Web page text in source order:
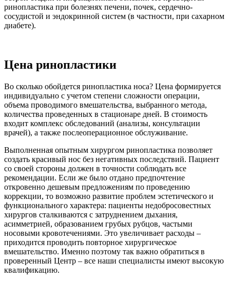
ринопластика при болезнях печени, почек, сердечно-
сосудистой и эндокринной систем (в частности, при сахарном
диабете).
Цена ринопластики
Во сколько обойдется ринопластика носа? Цена формируется
индивидуально с учетом степени сложности операции,
объема проводимого вмешательства, выбранного метода,
количества проведенных в стационаре дней. В стоимость
входит комплекс обследований (анализы, консультации
врачей), а также послеоперационное обслуживание.
Выполненная опытным хирургом ринопластика позволяет
создать красивый нос без негативных последствий. Пациент
со своей стороны должен в точности соблюдать все
рекомендации. Если же было отдано предпочтение
откровенно дешевым предложениям по проведению
коррекции, то возможно развитие проблем эстетического и
функционального характера: пациенты недобросовестных
хирургов сталкиваются с затруднением дыхания,
асимметрией, образованием грубых рубцов, частыми
носовыми кровотечениями. Это увеличивает расходы –
приходится проводить повторное хирургическое
вмешательство. Именно поэтому так важно обратиться в
проверенный Центр – все наши специалисты имеют высокую
квалификацию.